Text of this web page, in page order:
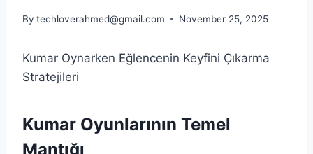
By techloverahmed@gmail.com November 25, 2025
Kumar Oynarken Eğlencenin Keyfini Çıkarma
Stratejileri
Kumar Oyunlarının Temel
Mantığı